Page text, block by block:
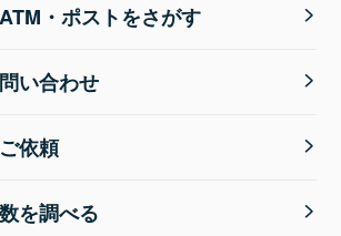
・ポストをさがす
い合わせ
依頼
を調べる